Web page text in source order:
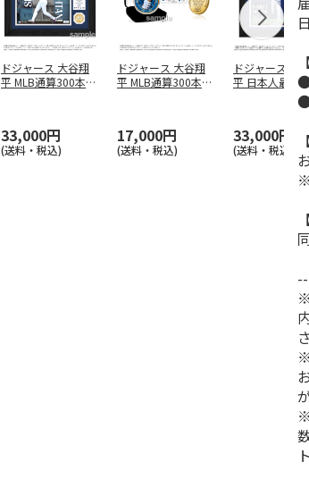
ドジャース 大谷翔
平 MLB通算300本塁
33,000円
(送料・税込)
ドジャース 大谷翔
平 MLB通算300本塁
17,000円
(送料・税込)
ドジャース 大
平 日本人最多
合連続出塁記
33,000円
(送料・税込)